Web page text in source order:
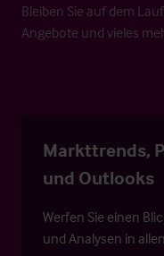
Bleiben Sie auf dem
Angebote und vieles
Markttrends,
und Outlooks
Werfen Sie einen
und Analysen in